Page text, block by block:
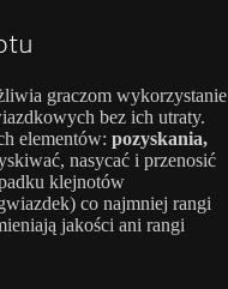
graczom wykorzystanie
bez ich utraty.
elementów: pozyskania,
nasycać i przenosić
klejnotów
co najmniej rangi
jakości ani rangi